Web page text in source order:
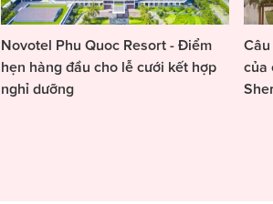
Novotel Phu Quoc Resort - Điểm
hẹn hàng đầu cho lễ cưới kết hợp
nghỉ dưỡng
của